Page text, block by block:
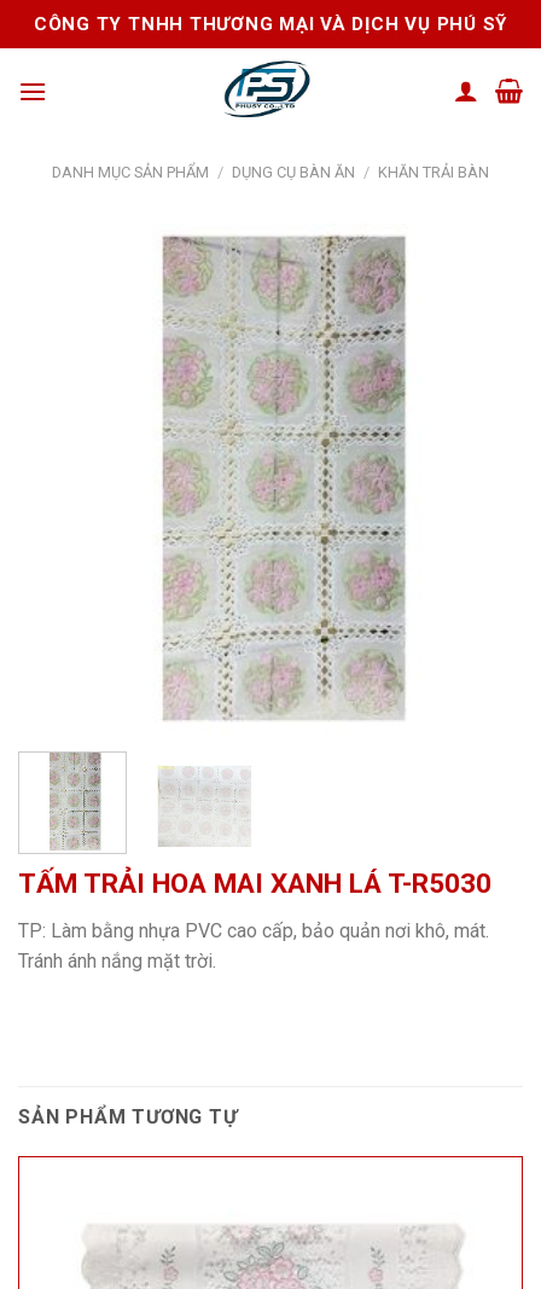
Skip
to
CÔNG TY TNHH THƯƠNG MẠI VÀ DỊCH VỤ PHÚ SỸ
DANH MỤC SẢN PHẨM / DỤNG CỤ BÀN ĂN / KHĂN TRẢI BÀN
TẤM TRẢI HOA MAI XANH LÁ T-R5030
TP: Làm bằng nhựa PVC cao cấp, bảo quản nơi khô, mát.
Tránh ánh nắng mặt trời.
SẢN PHẨM TƯƠNG TỰ